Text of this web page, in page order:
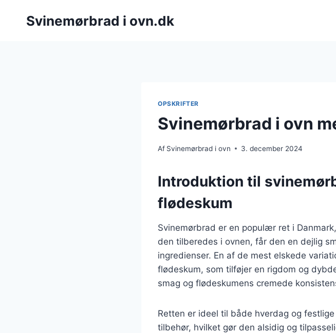
Svinemørbrad i ovn.dk
OPSKRIFTER
Svinemørbrad i ovn
Af Svinemørbrad i ovn 3. december 2024
Introduktion til
flødeskum
Svinemørbrad er en populær ret i
den tilberedes i ovnen, får den en dejlig
ingredienser. En af de mest elskede
flødeskum, som tilføjer en rigdom og
smag og flødeskumens cremede
Retten er ideel til både hverdag og
tilbehør, hvilket gør den alsidig og